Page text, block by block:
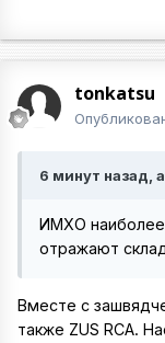
tonkatsu
6 минут назад,
ИМХО
отражают
Вместе с
также ZUS RCA.